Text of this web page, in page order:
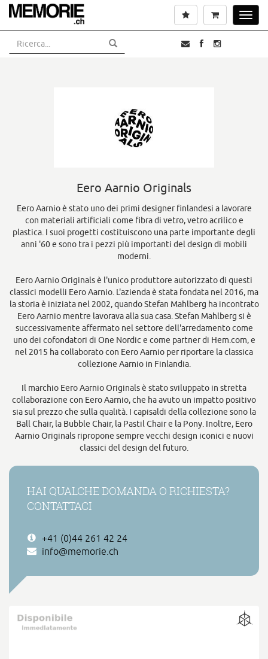
Vai
contenuto
principale
Carrello
Lista dei desideri
Eero Aarnio Originals
Eero Aarnio è stato uno dei primi designer finlandesi a lavorare
con materiali artificiali come fibra di vetro, vetro acrilico e
plastica. I suoi progetti costituiscono una parte importante degli
anni '60 e sono tra i pezzi più importanti del design di mobili
moderni.
Eero Aarnio Originals è l'unico produttore autorizzato di questi
classici modelli Eero Aarnio. L'azienda è stata fondata nel 2016, ma
la storia è iniziata nel 2002, quando Stefan Mahlberg ha incontrato
Eero Aarnio mentre lavorava alla sua casa. Stefan Mahlberg si è
successivamente affermato nel settore dell'arredamento come
uno dei cofondatori di One Nordic e come partner di Hem.com, e
nel 2015 ha collaborato con Eero Aarnio per riportare la classica
collezione Aarnio in Finlandia.
Il marchio Eero Aarnio Originals è stato sviluppato in stretta
collaborazione con Eero Aarnio, che ha avuto un impatto positivo
sia sul prezzo che sulla qualità. I capisaldi della collezione sono la
Ball Chair, la Bubble Chair, la Pastil Chair e la Pony. Inoltre, Eero
Aarnio Originals ripropone sempre vecchi design iconici e nuovi
classici del design del futuro.
HAI QUALCHE DOMANDA O RICHIESTA?
CONTATTACI
+41 (0)44 261 42 24
info@memorie.ch